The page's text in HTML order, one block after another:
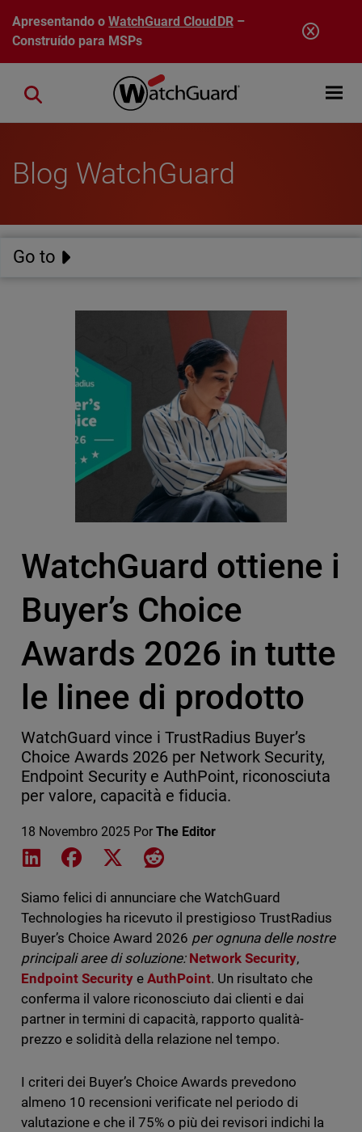
Pular para o conteúdo principal
Apresentando oWatchGuard CloudDR–
Construído para MSPs
Open
Close search
Blog WatchGuard
Go to
WatchGuard ottiene i
Buyer’s Choice
Awards 2026 in tutte
le linee di prodotto
WatchGuard vince i TrustRadius Buyer’s
Choice Awards 2026 per Network Security,
Endpoint Security e AuthPoint, riconosciuta
per valore, capacità e fiducia.
18 Novembro 2025 Por The Editor
Share on LinkedIn
Share on Facebook
Share on XShare on Reddit
Siamo felici di annunciare che WatchGuard
Technologies ha ricevuto il prestigioso TrustRadius
Buyer’s Choice Award 2026 per ognuna delle nostre
principali aree di soluzione: Network Security,
Endpoint Securitye AuthPoint. Un risultato che
conferma il valore riconosciuto dai clienti e dai
partner in termini di capacità, rapporto qualità-
prezzo e solidità della relazione nel tempo.
I criteri dei Buyer’s Choice Awards prevedono
almeno 10 recensioni verificate nel periodo di
valutazione e che il 75% o più dei revisori indichi la